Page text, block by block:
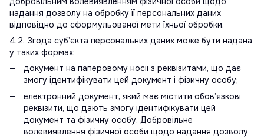
надання дозволу на обробку її персональних даних
відповідно до сформульованої мети їхньої обробки.
4.2. Згода суб’єкта персональних даних може бути надана
у таких формах:
документ на паперовому носії з реквізитами, що дає
змогу ідентифікувати цей документ і фізичну особу;
електронний документ, який має містити обов’язкові
реквізити, що дають змогу ідентифікувати цей
документ та фізичну особу. Добровільне
волевиявлення фізичної особи щодо надання дозволу